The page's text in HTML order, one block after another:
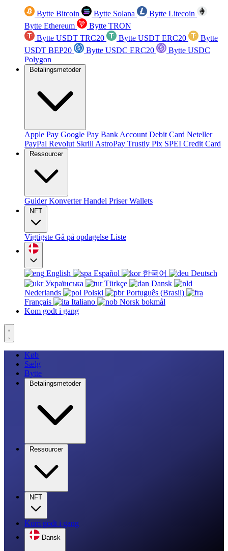
Bytte Bitcoin Bytte Solana
Bytte Litecoin
Bytte Ethereum
Bytte TRON
Bytte USDT TRC20
Bytte USDT ERC20
Bytte
USDT BEP20
Bytte USDC ERC20
Bytte USDC
Polygon
Betalingsmetoder
Apple Pay Google Pay Bank Account Debit Card Neteller
PayPal Revolut Skrill AstroPay Trustly Pix SPEI Credit Card
Ressourcer
GuiderKonverterHandel PriserWallets
NFT
Vigtigste Gå på opdagelse Liste
English Español 한국어
Deutsch
Українська
Türkçe
Dansk
Nederlands
Polski
Português (Brasil)
Français
Italiano
Norsk bokmål
Kom godt i gang
Køb
Sælg
Bytte
Betalingsmetoder
Ressourcer
NFT
Kom godt i gang
Dansk